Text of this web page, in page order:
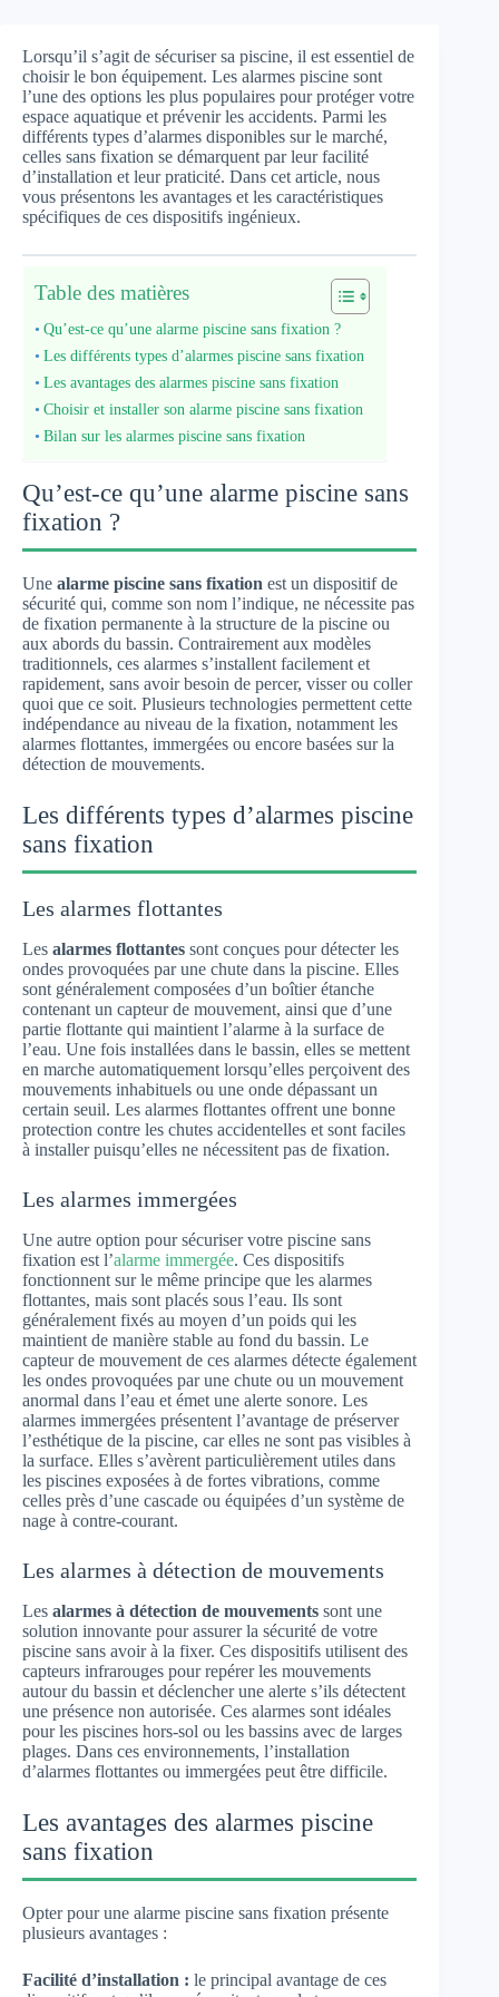
Lorsqu’il s’agit de sécuriser sa piscine, il est essentiel de
choisir le bon équipement. Les alarmes piscine sont
l’une des options les plus populaires pour protéger votre
espace aquatique et prévenir les accidents. Parmi les
différents types d’alarmes disponibles sur le marché,
celles sans fixation se démarquent par leur facilité
d’installation et leur praticité. Dans cet article, nous
vous présentons les avantages et les caractéristiques
spécifiques de ces dispositifs ingénieux.
Table des matières
Qu’est-ce qu’une alarme piscine sans fixation ?
Les différents types d’alarmes piscine sans fixation
Les avantages des alarmes piscine sans fixation
Choisir et installer son alarme piscine sans fixation
Bilan sur les alarmes piscine sans fixation
Qu’est-ce qu’une alarme piscine sans
fixation ?
Une alarme piscine sans fixation est un dispositif de
sécurité qui, comme son nom l’indique, ne nécessite pas
de fixation permanente à la structure de la piscine ou
aux abords du bassin. Contrairement aux modèles
traditionnels, ces alarmes s’installent facilement et
rapidement, sans avoir besoin de percer, visser ou coller
quoi que ce soit. Plusieurs technologies permettent cette
indépendance au niveau de la fixation, notamment les
alarmes flottantes, immergées ou encore basées sur la
détection de mouvements.
Les différents types d’alarmes piscine
sans fixation
Les alarmes flottantes
Les alarmes flottantes sont conçues pour détecter les
ondes provoquées par une chute dans la piscine. Elles
sont généralement composées d’un boîtier étanche
contenant un capteur de mouvement, ainsi que d’une
partie flottante qui maintient l’alarme à la surface de
l’eau. Une fois installées dans le bassin, elles se mettent
en marche automatiquement lorsqu’elles perçoivent des
mouvements inhabituels ou une onde dépassant un
certain seuil. Les alarmes flottantes offrent une bonne
protection contre les chutes accidentelles et sont faciles
à installer puisqu’elles ne nécessitent pas de fixation.
Les alarmes immergées
Une autre option pour sécuriser votre piscine sans
fixation est l’alarme immergée. Ces dispositifs
fonctionnent sur le même principe que les alarmes
flottantes, mais sont placés sous l’eau. Ils sont
généralement fixés au moyen d’un poids qui les
maintient de manière stable au fond du bassin. Le
capteur de mouvement de ces alarmes détecte également
les ondes provoquées par une chute ou un mouvement
anormal dans l’eau et émet une alerte sonore. Les
alarmes immergées présentent l’avantage de préserver
l’esthétique de la piscine, car elles ne sont pas visibles à
la surface. Elles s’avèrent particulièrement utiles dans
les piscines exposées à de fortes vibrations, comme
celles près d’une cascade ou équipées d’un système de
nage à contre-courant.
Les alarmes à détection de mouvements
Les alarmes à détection de mouvements sont une
solution innovante pour assurer la sécurité de votre
piscine sans avoir à la fixer. Ces dispositifs utilisent des
capteurs infrarouges pour repérer les mouvements
autour du bassin et déclencher une alerte s’ils détectent
une présence non autorisée. Ces alarmes sont idéales
pour les piscines hors-sol ou les bassins avec de larges
plages. Dans ces environnements, l’installation
d’alarmes flottantes ou immergées peut être difficile.
Les avantages des alarmes piscine
sans fixation
Opter pour une alarme piscine sans fixation présente
plusieurs avantages :
Facilité d’installation : le principal avantage de ces